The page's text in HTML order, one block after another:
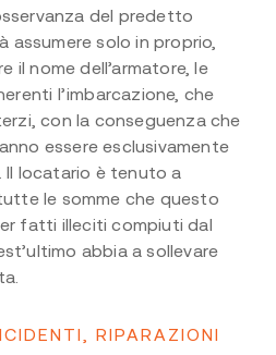
del predetto
solo in proprio,
il nome dell’armatore, le
l’imbarcazione, che
con la conseguenza che
essere esclusivamente
Il locatario è tenuto a
le somme che questo
fatti illeciti compiuti dal
abbia a sollevare
RIPARAZIONI